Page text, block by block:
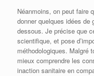
Néanmoins, on peut faire
donner quelques idées de
dessous. Je précise que
scientifique, et pose
méthodologiques. Malgré
mieux comprendre les
inaction sanitaire en